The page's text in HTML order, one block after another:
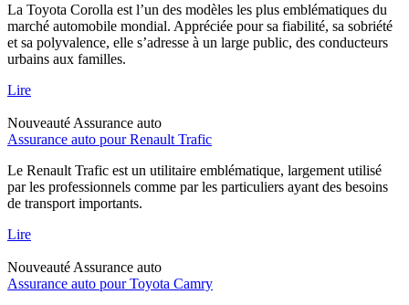
La Toyota Corolla est l’un des modèles les plus emblématiques du
marché automobile mondial. Appréciée pour sa fiabilité, sa sobriété
et sa polyvalence, elle s’adresse à un large public, des conducteurs
urbains aux familles.
Lire
Nouveauté Assurance auto
Assurance auto pour Renault Trafic
Le Renault Trafic est un utilitaire emblématique, largement utilisé
par les professionnels comme par les particuliers ayant des besoins
de transport importants.
Lire
Nouveauté Assurance auto
Assurance auto pour Toyota Camry